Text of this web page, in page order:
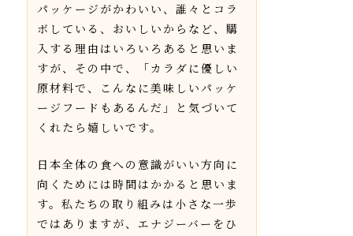
パッケージがかわいい、誰々とコラ
ボしている、おいしいからなど、購
入する理由はいろいろあると思いま
すが、その中で、「カラダに優しい
原材料で、こんなに美味しいパッケ
ージフードもあるんだ」と気づいて
くれたら嬉しいです。
日本全体の食への意識がいい方向に
向くためには時間はかかると思いま
す。私たちの取り組みは小さな一歩
ではありますが、エナジーバーをひ